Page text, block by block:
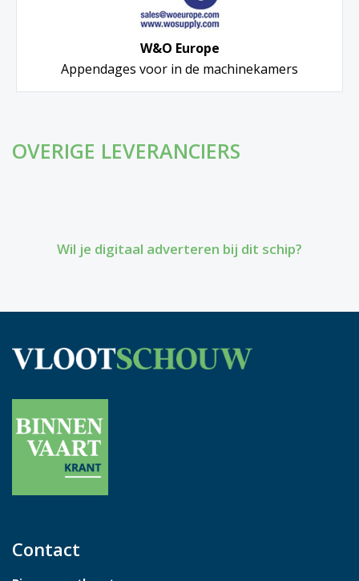
W&O Europe
Appendages voor in de machinekamers
OVERIGE LEVERANCIERS
Wil je digitaal adverteren bij dit schip?
Contact